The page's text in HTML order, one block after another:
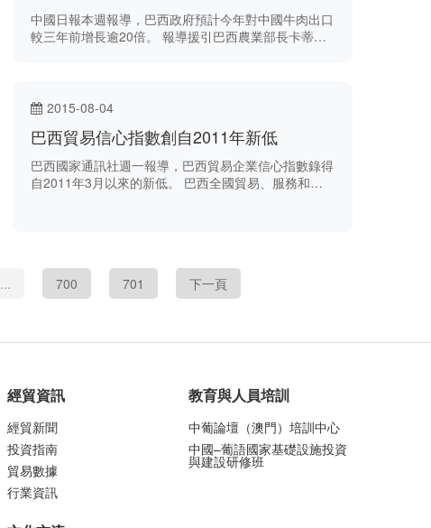
中國日報本週報導，巴西政府預計今年對中國牛肉出口
較三年前增長逾20倍。 報導援引巴西農業部長卡蒂亞•
2015-08-04
巴西貿易信心指數創自2011年新低
巴西國家通訊社週一報導，巴西貿易企業信心指數錄得
自2011年3月以來的新低。 巴西全國貿易、服務和旅
... 700 701
下一頁
經貿資訊
經貿新聞
投資指南
貿易數據
行業資訊
教育與人員培訓
中葡論壇（澳門）培訓中心
中國–葡語國家基礎設施投資
與建設研修班